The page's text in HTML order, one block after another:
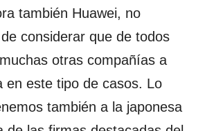
también Huawei, no
considerar que de todos
otras compañías a
en este tipo de casos. Lo
también a la japonesa